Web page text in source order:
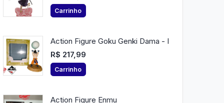
Carrinho
Action Figure Goku Genki Dama - I
R$ 217,99
Carrinho
Action Figure Enmu